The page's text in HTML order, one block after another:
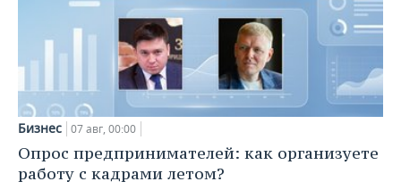
Бизнес 07 авг, 00:00
Опрос предпринимателей: как организуете
работу с кадрами летом?